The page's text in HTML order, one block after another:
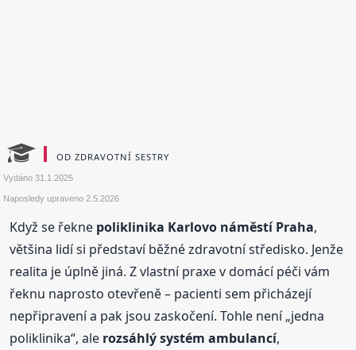
OD ZDRAVOTNÍ SESTRY
Vydáno31.1.2025
Naposledy upraveno2.5.2026
Když se řekne poliklinika Karlovo náměstí Praha,
většina lidí si představí běžné zdravotní středisko. Jenže
realita je úplně jiná. Z vlastní praxe v domácí péči vám
řeknu naprosto otevřeně – pacienti sem přicházejí
nepřipravení a pak jsou zaskočení. Tohle není „jedna
poliklinika“, ale rozsáhlý systém ambulancí,